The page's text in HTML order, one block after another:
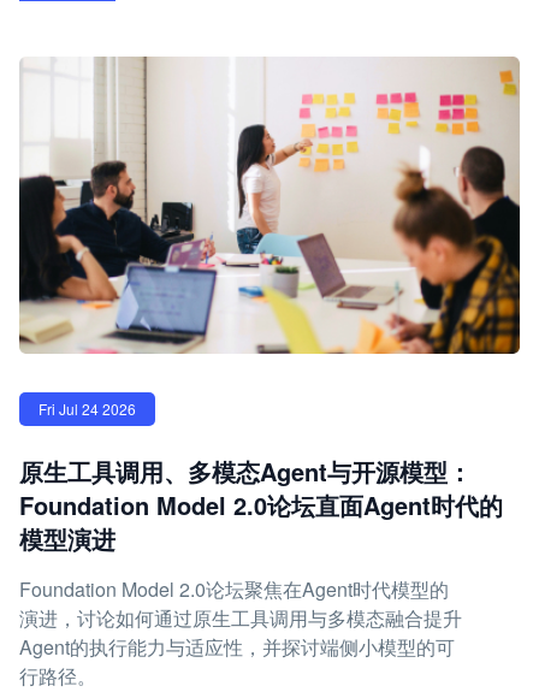
Fri Jul 24 2026
原生工具调用、多模态Agent与开源模型：
Foundation Model 2.0论坛直面Agent时代的
模型演进
Foundation Model 2.0论坛聚焦在Agent时代模型的
演进，讨论如何通过原生工具调用与多模态融合提升
Agent的执行能力与适应性，并探讨端侧小模型的可
行路径。